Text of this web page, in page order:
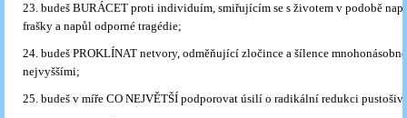
23. budeš BURÁCET proti individuím, smiřujícím se s životem v podobě
frašky a napůl odporné tragédie;
24. budeš PROKLÍNAT netvory, odměňující zločince a šílence
nejvyššími;
25. budeš v míře CO NEJVĚTŠÍ podporovat úsilí o radikální redukci